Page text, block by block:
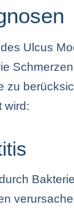
Ulcus
zu
wird: